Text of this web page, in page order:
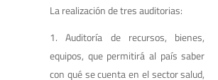
La realización de tres auditorias:
Auditoría de recursos, bienes,
equipos, que permitirá al país saber
con qué se cuenta en el sector salud,